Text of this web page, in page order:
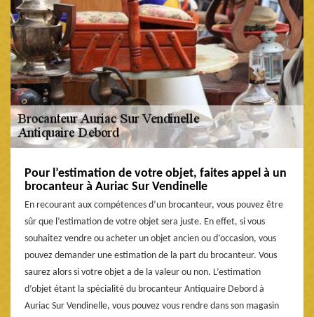
Pour l’estimation de votre objet, faites appel à un
brocanteur à Auriac Sur Vendinelle
En recourant aux compétences d’un brocanteur, vous pouvez être
sûr que l’estimation de votre objet sera juste. En effet, si vous
souhaitez vendre ou acheter un objet ancien ou d’occasion, vous
pouvez demander une estimation de la part du brocanteur. Vous
saurez alors si votre objet a de la valeur ou non. L’estimation
d’objet étant la spécialité du brocanteur Antiquaire Debord à
Auriac Sur Vendinelle, vous pouvez vous rendre dans son magasin